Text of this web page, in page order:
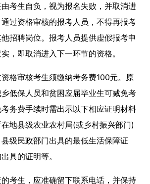
考生自负，视为报名失败，并取消进
过资格审核的报考人员，不得再报考
招聘岗位。报考人员提供虚假报考申
，即取消进入下一环节的资格。
格审核考生须缴纳考务费100元。原
低保人员和贫困应届毕业生可减免考
务费手续时需出示以下相应证明材料
地县级农业农村局(或乡村振兴部门)
级民政部门出具的最低生活保障证
具的证明等。
考生，应准确留下联系电话，并保持